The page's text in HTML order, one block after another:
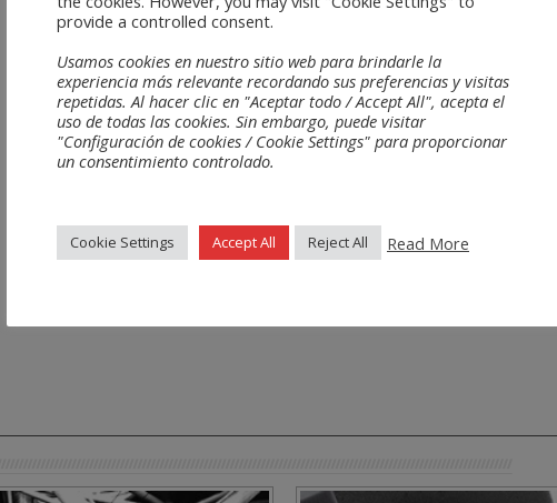
provide a controlled consent.
Usamos cookies en nuestro sitio web para brindarle la
experiencia más relevante recordando sus preferencias y visitas
repetidas. Al hacer clic en "Aceptar todo / Accept All", acepta el
uso de todas las cookies. Sin embargo, puede visitar
"Configuración de cookies / Cookie Settings" para proporcionar
un consentimiento controlado.
Cookie Settings Accept All Reject All Read More